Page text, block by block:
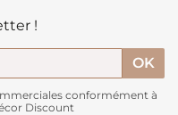
!
conformément à
Discount